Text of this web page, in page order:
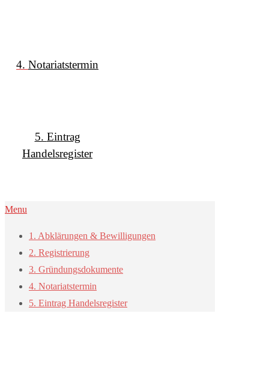
4. Notariatstermin
5. Eintrag
Handelsregister
Menu
1. Abklärungen & Bewilligungen
2. Registrierung
3. Gründungsdokumente
4. Notariatstermin
5. Eintrag Handelsregister